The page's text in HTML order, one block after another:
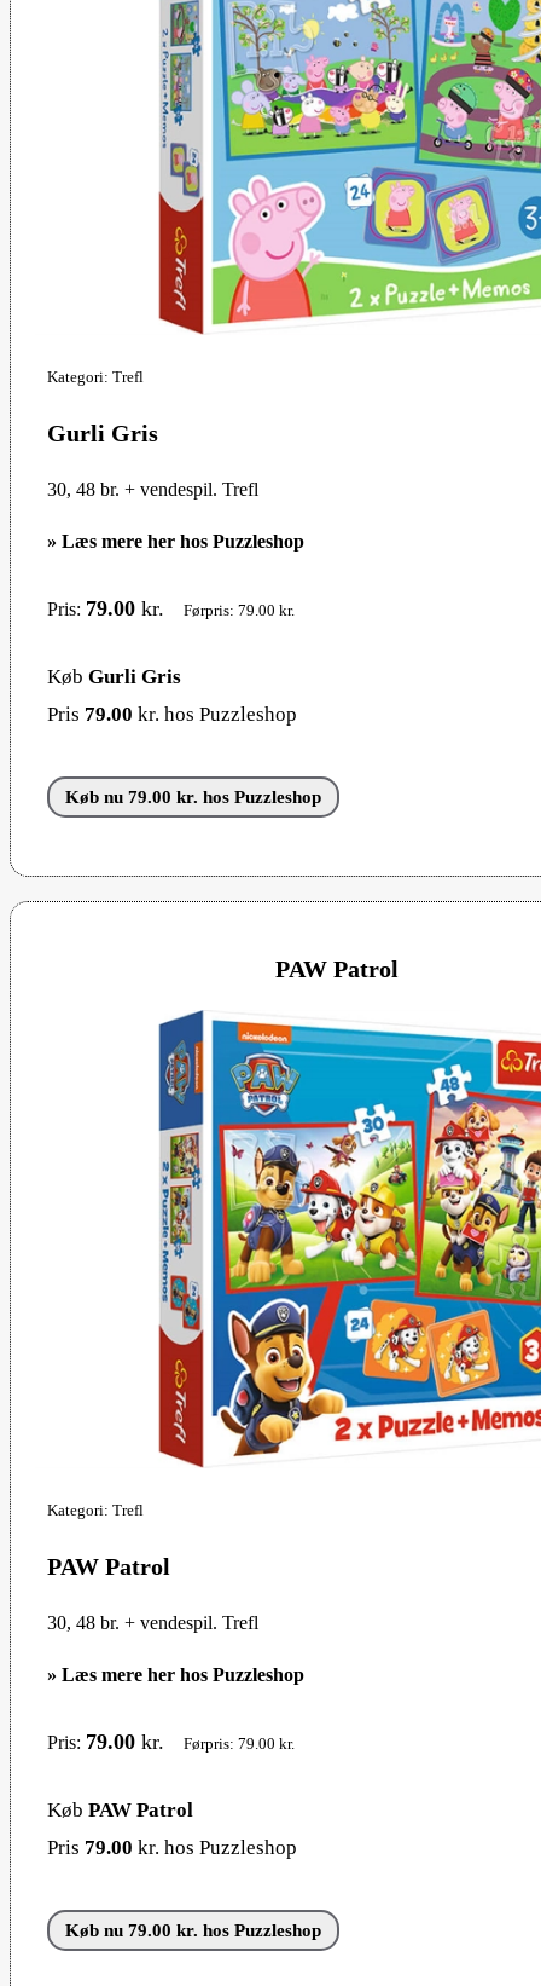
Kategori: Trefl
Gurli Gris
30, 48 br. + vendespil. Trefl
» Læs mere her hos Puzzleshop
Pris: 79.00 kr. Førpris: 79.00 kr.
Køb Gurli Gris
Pris 79.00 kr. hos Puzzleshop
Køb nu 79.00 kr. hos Puzzleshop
PAW Patrol
Kategori: Trefl
PAW Patrol
30, 48 br. + vendespil. Trefl
» Læs mere her hos Puzzleshop
Pris: 79.00 kr. Førpris: 79.00 kr.
Køb PAW Patrol
Pris 79.00 kr. hos Puzzleshop
Køb nu 79.00 kr. hos Puzzleshop